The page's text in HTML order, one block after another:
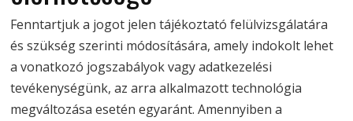
Fenntartjuk a jogot jelen tájékoztató felülvizsgálatára
és szükség szerinti módosítására, amely indokolt lehet
a vonatkozó jogszabályok vagy adatkezelési
tevékenységünk, az arra alkalmazott technológia
megváltozása esetén egyaránt. Amennyiben a